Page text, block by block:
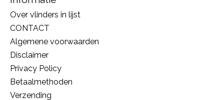
Over vlinders in lijst
CONTACT
Algemene voorwaarden
Disclaimer
Privacy Policy
Betaalmethoden
Verzending